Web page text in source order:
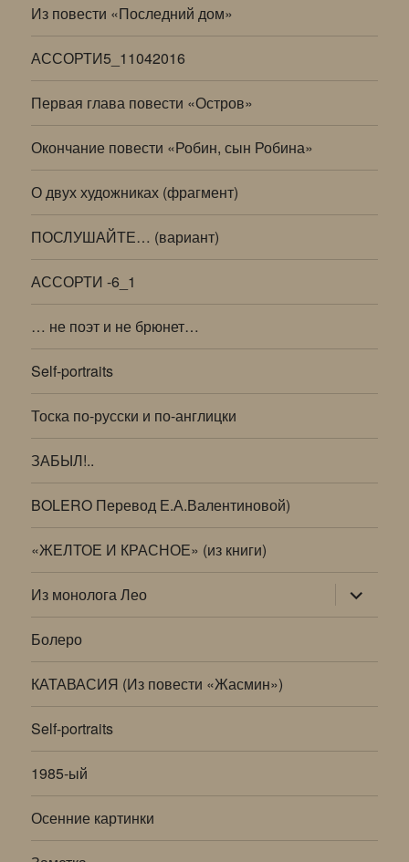
Из повести «Последний дом»
АССОРТИ5_11042016
Первая глава повести «Остров»
Окончание повести «Робин, сын Робина»
О двух художниках (фрагмент)
ПОСЛУШАЙТЕ… (вариант)
АССОРТИ -6_1
… не поэт и не брюнет…
Self-portraits
Тоска по-русски и по-англицки
ЗАБЫЛ!..
BOLERO Перевод Е.А.Валентиновой)
«ЖЕЛТОЕ И КРАСНОЕ» (из книги)
Из монолога Лео раскрыть
дочернее
меню
Болеро
КАТАВАСИЯ (Из повести «Жасмин»)
Self-portraits
1985-ый
Осенние картинки